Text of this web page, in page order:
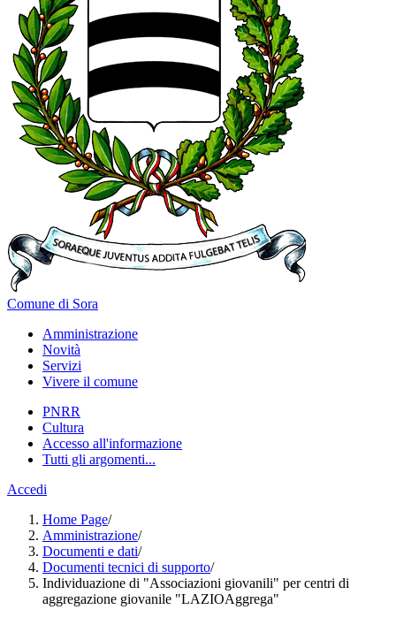
Comune di Sora
Amministrazione
Novità
Servizi
Vivere il comune
PNRR
Cultura
Accesso all'informazione
Tutti gli argomenti...
Accedi
Home Page/
Amministrazione/
Documenti e dati/
Documenti tecnici di supporto/
Individuazione di "Associazioni giovanili" per centri di
aggregazione giovanile "LAZIOAggrega"